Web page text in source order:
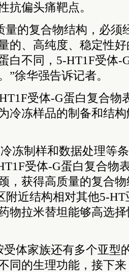
抗偏头痛靶点。
量的复合物结构，必须
的、高纯度、稳定性
白不同，5-HT1F受体-
”徐华强告诉记者。
受体-G蛋白复合物
冷冻样品的制备和结
冻制样和数据处理等
受体-G蛋白复合物
，获得高质量的复合
附近结构相对其他5-
物拉米替坦能够高选
受体家族还有多个亚型
同的生理功能，接下